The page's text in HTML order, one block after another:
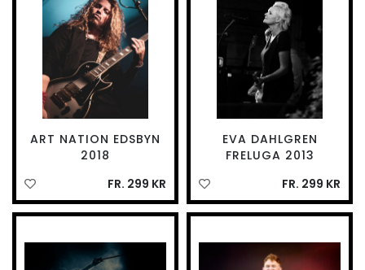
ART NATION EDSBYN
2018
FR. 299 KR
EVA DAHLGREN
FRELUGA 2013
FR. 299 KR